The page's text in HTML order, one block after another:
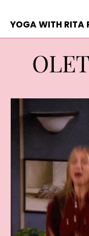
YOGA WITH RITA